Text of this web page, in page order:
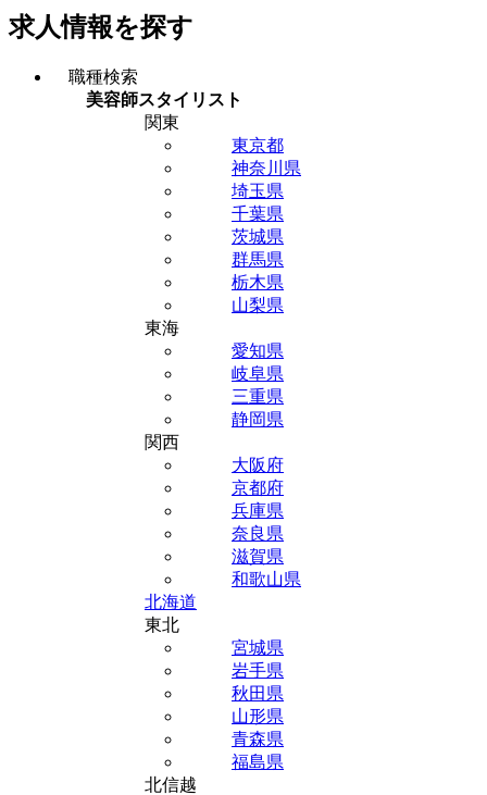
求人情報を探す
職種検索
美容師スタイリスト
関東
東京都
神奈川県
埼玉県
千葉県
茨城県
群馬県
栃木県
山梨県
東海
愛知県
岐阜県
三重県
静岡県
関西
大阪府
京都府
兵庫県
奈良県
滋賀県
和歌山県
北海道
東北
宮城県
岩手県
秋田県
山形県
青森県
福島県
北信越